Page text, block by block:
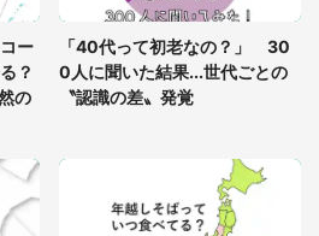
る」「本当に気持ち悪い」 道端でバ
た〝野生の野菜〟に6.5万人戦慄
ー
？
の
「40代って初老なの？」 30
0人に聞いた結果...世代ごとの
〝認識の差〟発覚